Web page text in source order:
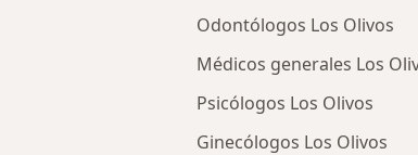
Odontólogos Los Olivos
Médicos generales Los
Psicólogos Los Olivos
Ginecólogos Los Olivos